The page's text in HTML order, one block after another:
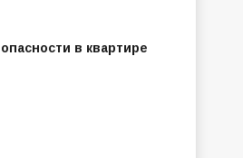
в квартире